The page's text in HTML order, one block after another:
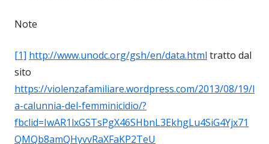
Note
[1] http://www.unodc.org/gsh/en/data.html tratto dal
sito
https://violenzafamiliare.wordpress.com/2013/08/19/l
a-calunnia-del-femminicidio/?
fbclid=IwAR1lxGSTsPgX46SHbnL3EkhgLu4SiG4Yjx71
QMQb8amQHyvvRaXFaKP2TeU